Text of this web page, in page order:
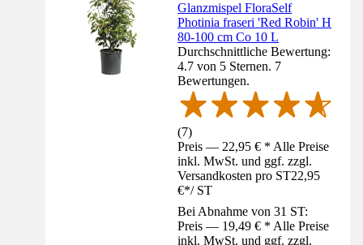
Glanzmispel FloraSelf
Photinia fraseri 'Red Robin' H
80-100 cm Co 10 L
Durchschnittliche Bewertung:
4.7 von 5 Sternen. 7
Bewertungen.
(7)
Preis — 22,95 € * Alle Preise
inkl. MwSt. und ggf. zzgl.
Versandkosten pro ST22,95
€*/ ST
Bei Abnahme von 31 ST:
Preis — 19,49 € * Alle Preise
inkl. MwSt. und ggf. zzgl.